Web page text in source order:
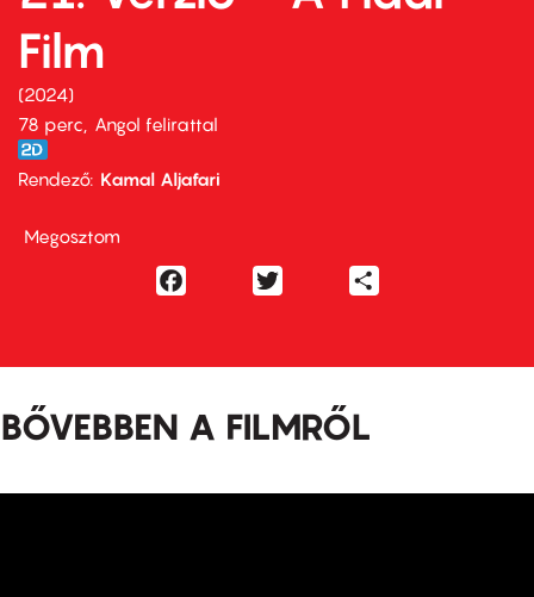
Film
2024
78 perc,
Angol felirattal
Rendező Kamal Aljafari
Megosztom
Facebook
BŐVEBBEN A FILMRŐL